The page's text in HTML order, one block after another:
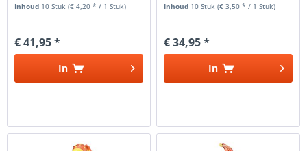
Inhoud 10 Stuk(€ 4,20 * / 1 Stuk)
€ 41,95 *
In
Inhoud 10 Stuk(€ 3,50 * / 1 Stuk)
€ 34,95 *
In